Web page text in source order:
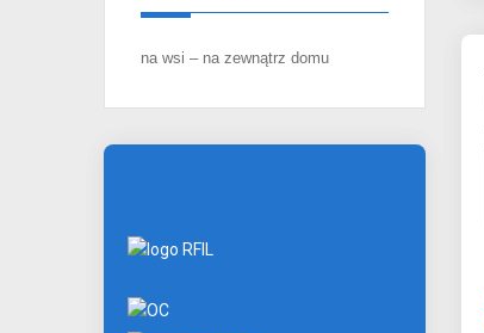
na wsi – na zewnątrz domu